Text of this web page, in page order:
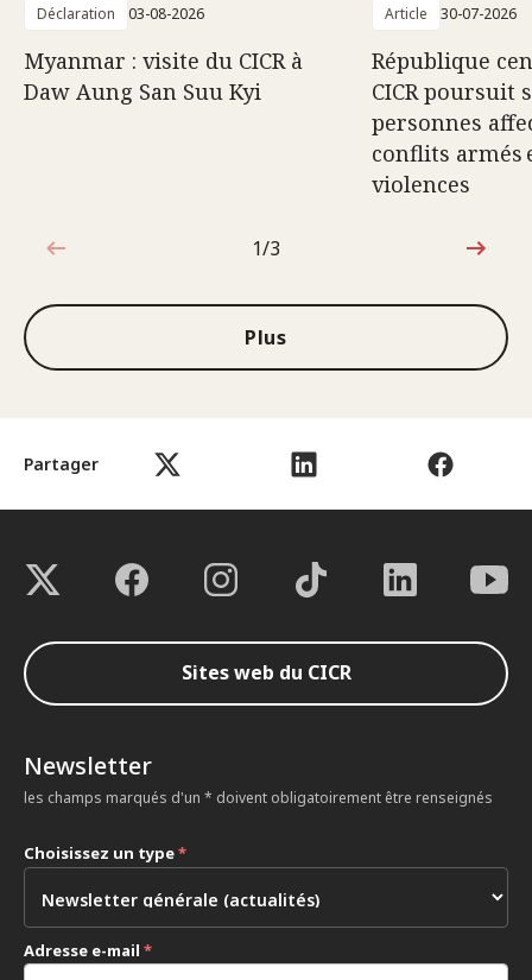
Partager
Déclaration 03-08-2026
Myanmar : visite du CICR à
Daw Aung San Suu Kyi
Article 30-07-2026
République
CICR poursuit
personnes
conflits armés
violences
1sur3
1/3
Plus
Sites web du CICR
Newsletter
les champs marqués d'un * doivent obligatoirement être renseignés
Choisissez un type*
Adresse e-mail *